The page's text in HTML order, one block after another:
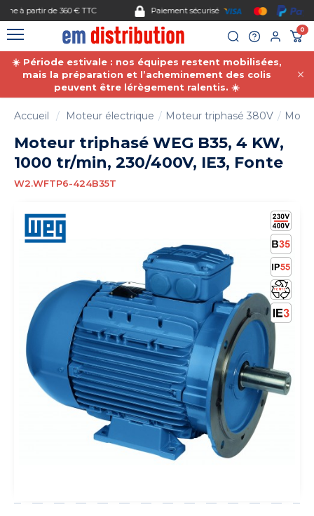
Paiement sécurisé
0
☀️ Période estivale : nos équipes restent mobilisées,
mais la préparation et l’acheminement des colis
peuvent être lérègement ralentis. ☀️
Accueil Moteur électrique Moteur triphasé 380V
Moteur triphasé WEG B35, 4 KW,
1000 tr/min, 230/400V, IE3, Fonte
W2.WFTP6-424B35T
Gestion des cookies